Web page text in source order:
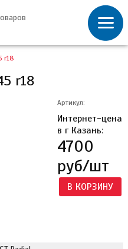
r18
r18
Артикул:
Интернет-цена
в г Казань:
4700
руб/шт
В КОРЗИНУ